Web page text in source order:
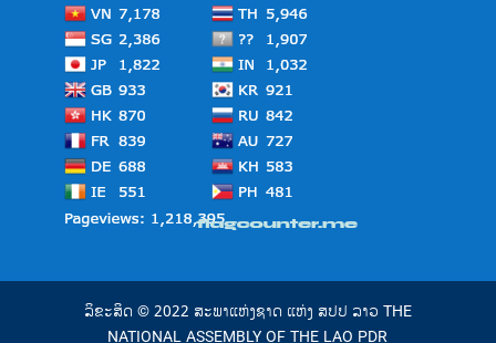
ລິຂະສິດ © 2022 ສະພາແຫ່ງຊາດ ແຫ່ງ ສປປ ລາວ THE
NATIONAL ASSEMBLY OF THE LAO PDR